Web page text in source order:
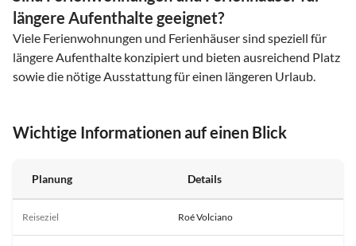
längere Aufenthalte geeignet?
Viele Ferienwohnungen und Ferienhäuser sind speziell für
längere Aufenthalte konzipiert und bieten ausreichend Platz
sowie die nötige Ausstattung für einen längeren Urlaub.
Wichtige Informationen auf einen Blick
Planung Details
Reiseziel Roé Volciano